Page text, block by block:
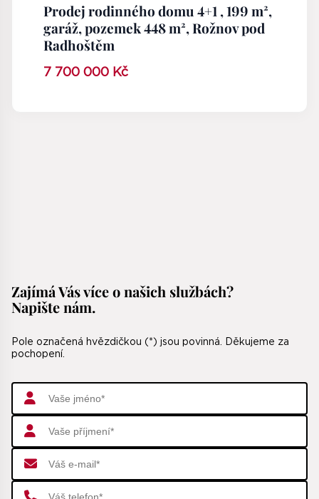
Prodej rodinného domu 4+1 , 199 m²,
garáž, pozemek 448 m², Rožnov pod
Radhoštěm
7 700 000 Kč
Zajímá Vás více o našich službách?
Napište nám.
Pole označená hvězdičkou (*) jsou povinná. Děkujeme za
pochopení.